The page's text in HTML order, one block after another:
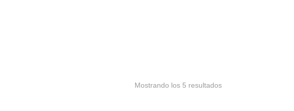
Mostrando los 5 resultados